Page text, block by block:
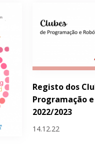
Registo dos
Programação
2022/2023
14.12.22